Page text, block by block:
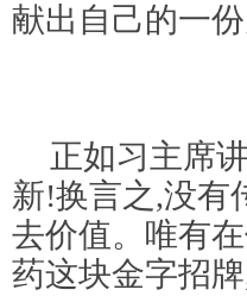
献出自己的一份
正如习主席
新!换言之,没有
去价值。唯有
药这块金字招